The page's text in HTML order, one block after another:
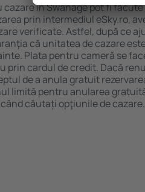
cazare în Swanage pot fi
prin intermediul eSky.ro,
verificate. Astfel, după ce
că unitatea de cazare
Plata pentru cameră se
prin cardul de credit. Dacă
de a anula gratuit
limită pentru anularea
căutați opţiunile de cazare.